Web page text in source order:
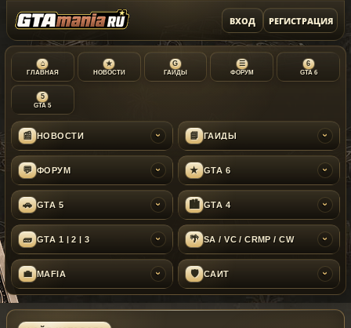
ВХОД РЕГИСТРАЦИЯ
⌂
ГЛАВНАЯ
★
НОВОСТИ
G
ГАЙДЫ
☰
ФОРУМ
6
GTA 6
5
GTA 5
📰 НОВОСТИ › 📘 ГАЙДЫ ›
💬 ФОРУМ › ★ GTA 6 ›
🚗 GTA 5 › 🏙 GTA 4 ›
🧱 GTA 1 | 2 | 3 › 🌴 SA / VC / CRMP / CW ›
💼 MAFIA › 🛡 САЙТ ›